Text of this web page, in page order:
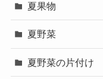
夏果物
夏野菜
夏野菜の片付け